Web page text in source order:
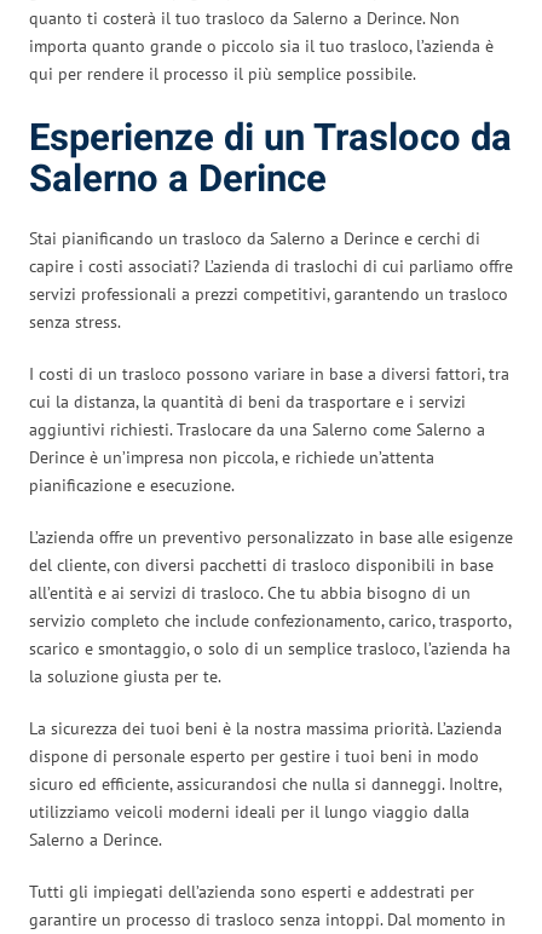
quanto ti costerà il tuo trasloco da Salerno a Derince. Non
importa quanto grande o piccolo sia il tuo trasloco, l’azienda è
qui per rendere il processo il più semplice possibile.
Esperienze di un Trasloco da
Salerno a Derince
Stai pianificando un trasloco da Salerno a Derince e cerchi di
capire i costi associati? L’azienda di traslochi di cui parliamo offre
servizi professionali a prezzi competitivi, garantendo un trasloco
senza stress.
I costi di un trasloco possono variare in base a diversi fattori, tra
cui la distanza, la quantità di beni da trasportare e i servizi
aggiuntivi richiesti. Traslocare da una Salerno come Salerno a
Derince è un’impresa non piccola, e richiede un’attenta
pianificazione e esecuzione.
L’azienda offre un preventivo personalizzato in base alle esigenze
del cliente, con diversi pacchetti di trasloco disponibili in base
all’entità e ai servizi di trasloco. Che tu abbia bisogno di un
servizio completo che include confezionamento, carico, trasporto,
scarico e smontaggio, o solo di un semplice trasloco, l’azienda ha
la soluzione giusta per te.
La sicurezza dei tuoi beni è la nostra massima priorità. L’azienda
dispone di personale esperto per gestire i tuoi beni in modo
sicuro ed efficiente, assicurandosi che nulla si danneggi. Inoltre,
utilizziamo veicoli moderni ideali per il lungo viaggio dalla
Salerno a Derince.
Tutti gli impiegati dell’azienda sono esperti e addestrati per
garantire un processo di trasloco senza intoppi. Dal momento in